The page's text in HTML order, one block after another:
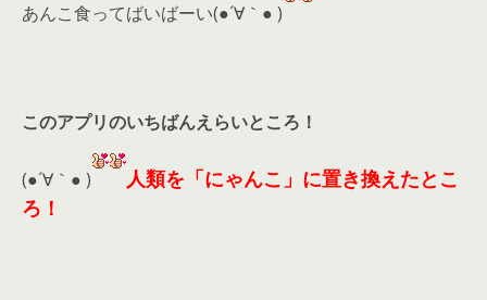
あんこ食ってばいばーい(●´∀｀● )
このアプリのいちばんえらいところ！
(●´∀｀● )
人類を「にゃんこ」に置き換えたとこ
ろ！